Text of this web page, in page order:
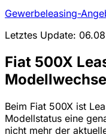
Gewerbeleasing-
Letztes Update:
Fiat 500X
Beim Fiat 500X ist
Modellstatus eine
nicht mehr der